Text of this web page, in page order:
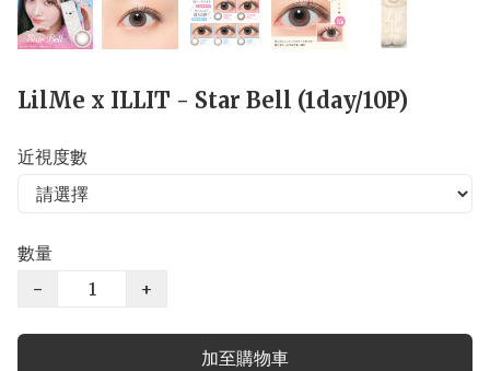
LilMe x ILLIT - Star Bell (1day/10P)
近視度數
數量
−
+
加至購物車